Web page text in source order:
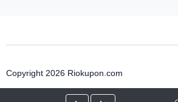
Copyright 2026 Riokupon.com